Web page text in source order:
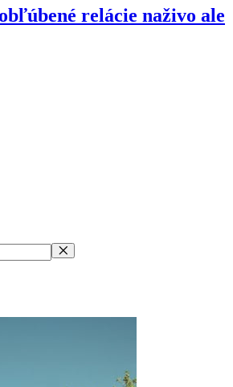
relácie naživo ale